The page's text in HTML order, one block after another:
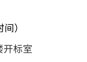
）
开标室